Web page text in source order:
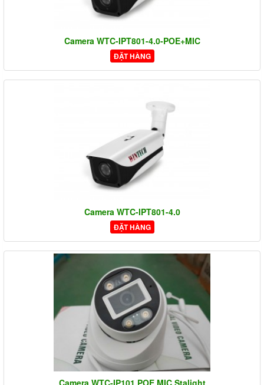
Camera WTC-IPT801-4.0-POE+MIC
ĐẶT HÀNG
Camera WTC-IPT801-4.0
ĐẶT HÀNG
Camera WTC-IP101 POE MIC Stalight